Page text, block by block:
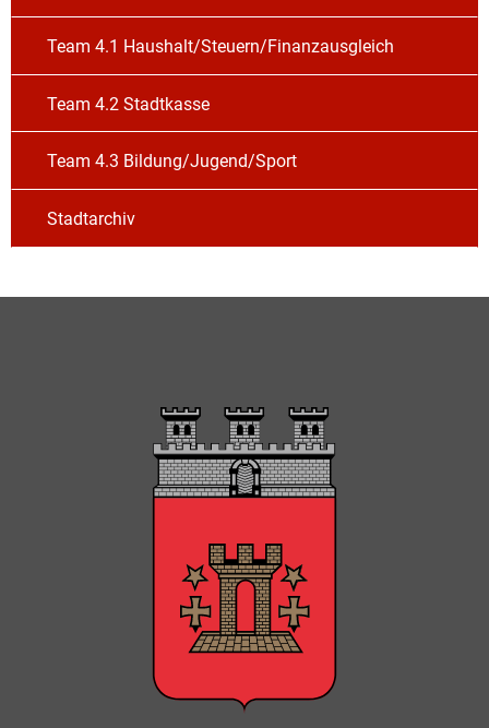
Team 4.1 Haushalt/Steuern/Finanzausgleich
Team 4.2 Stadtkasse
Team 4.3 Bildung/Jugend/Sport
Stadtarchiv